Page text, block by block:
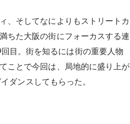
、そしてなによりもストリートカ
ちた大阪の街にフォーカスする連
目。街を知るには街の重要人物
ことで今回は、局地的に盛り上が
ダンスしてもらった。